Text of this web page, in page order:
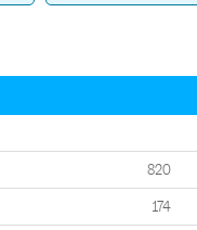
820
174